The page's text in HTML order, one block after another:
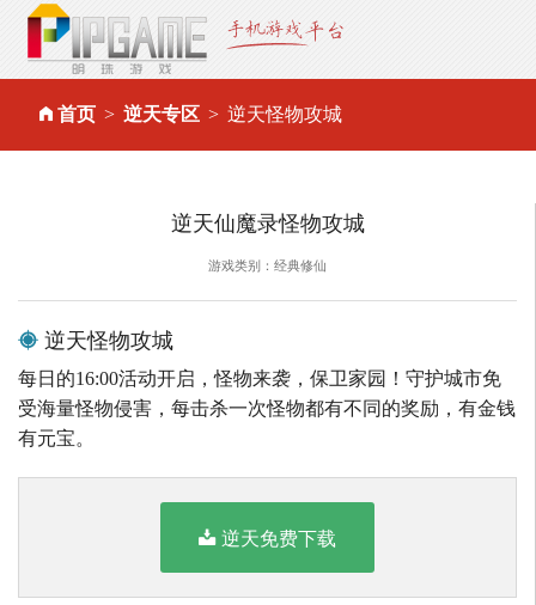
首页 逆天专区 逆天怪物攻城
逆天仙魔录怪物攻城
游戏类别：经典修仙
逆天怪物攻城
每日的16:00活动开启，怪物来袭，保卫家园！守护城市免
受海量怪物侵害，每击杀一次怪物都有不同的奖励，有金钱
有元宝。
逆天免费下载